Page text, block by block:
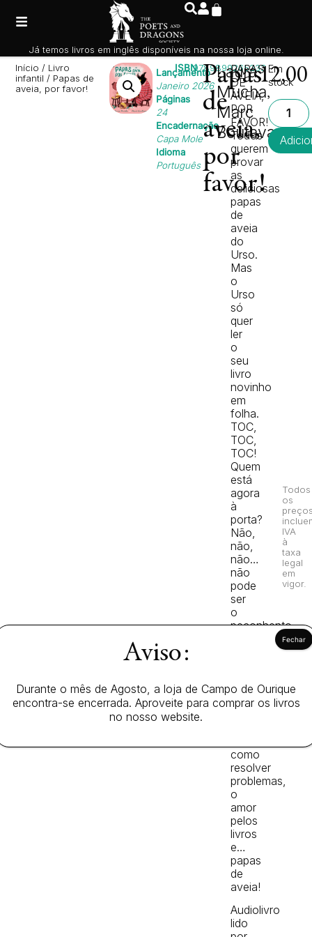
Início / Livro
infantil / Papas de
aveia, por favor!
Lançamento
Janeiro 2026
Páginas
24
Encadernação
Capa Mole
Idioma
Português
ISBN9789899265233
Papas
de
aveia,
por
favor!
Laura
Mucha,
Marc
Boutavant
PAPAS
DE
AVEIA,
POR
FAVOR!
Todos
querem
provar
as
deliciosas
papas
de
aveia
do
Urso.
Mas
o
Urso
só
quer
ler
o
seu
livro
novinho
em
folha.
TOC,
TOC,
TOC!
Quem
está
agora
à
porta?
Não,
não,
não…
não
pode
ser
o
peçonhento
conto
moderno
como
resolver
problemas,
o
amor
pelos
livros
e…
papas
de
aveia!
Audiolivro
lido
12,00
Em
stock
Todos
os
IVA
à
taxa
legal
em
vigor.
Já temos livros em inglês disponíveis na nossa loja online.
Aviso:
Durante o mês de Agosto, a loja de Campo de Ourique
encontra-se encerrada. Aproveite para comprar os livros
no nosso website.